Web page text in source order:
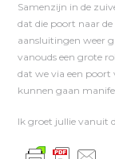
Samenzijn in de
dat die poort naar
aansluitingen weer
vanouds een grote
dat we via een poort
kunnen gaan
Ik groet jullie vanuit